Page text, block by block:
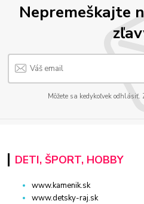
Nepremeškajte
Môžete sa kedykoľvek
DETI, ŠPORT, HOBBY
www.kamenik.sk
www.detsky-raj.sk